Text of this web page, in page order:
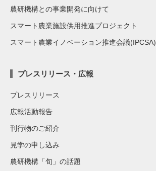
農研機構との事業開発に向けて
スマート農業施設供用推進プロジェクト
スマート農業イノベーション推進会議(IPCSA)
プレスリリース・広報
プレスリリース
広報活動報告
刊行物のご紹介
見学の申し込み
農研機構「旬」の話題